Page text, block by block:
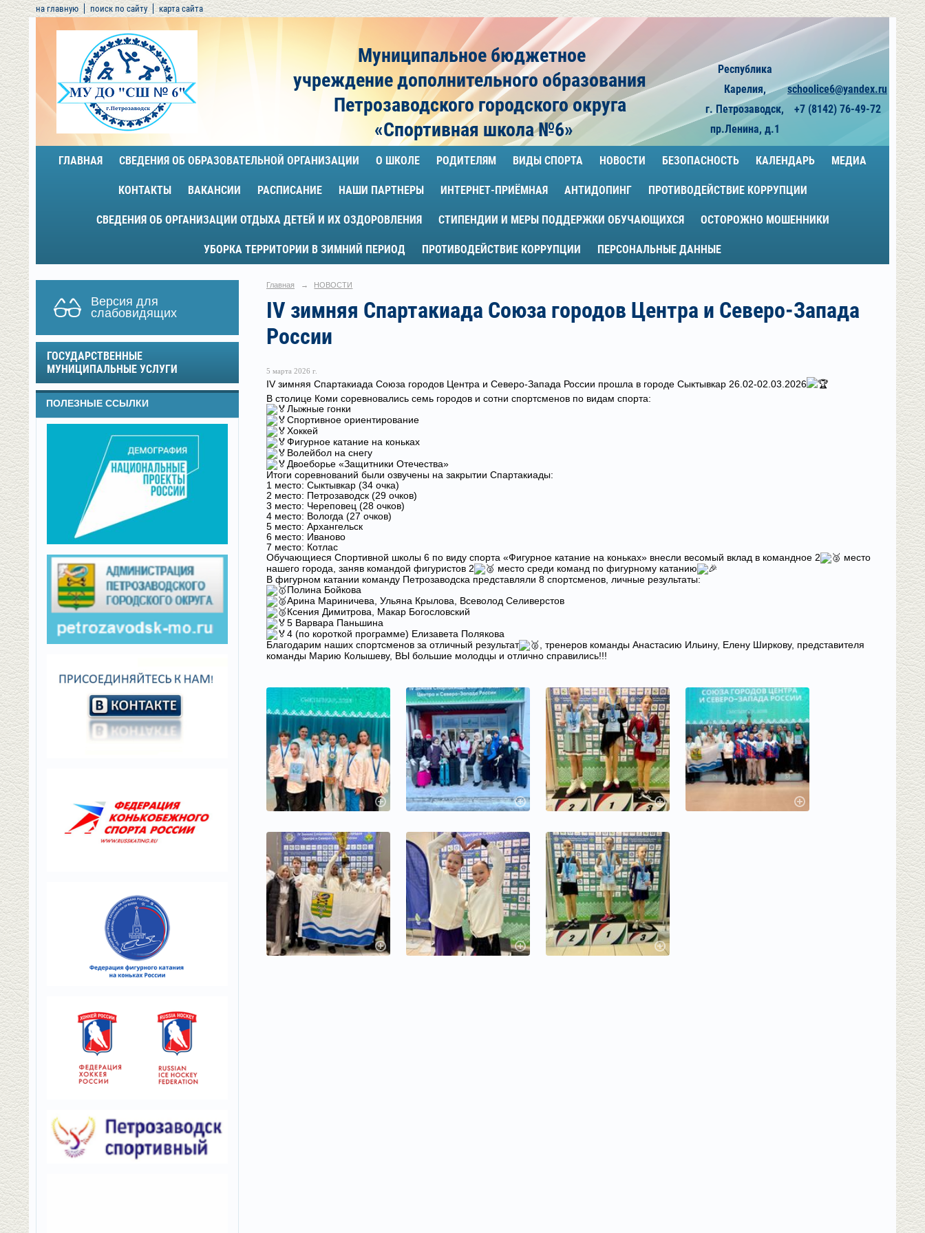
на главную поиск по сайту карта сайта
Муниципальное бюджетное
учреждениедополнительного образования
Петрозаводского городского округа
«Спортивная школа №6»
Республика
Карелия,
г. Петрозаводск,
пр.Ленина, д.1
schoolice6@yandex.ru
+7 (8142) 76-49-72
ГЛАВНАЯ СВЕДЕНИЯ ОБ ОБРАЗОВАТЕЛЬНОЙ ОРГАНИЗАЦИИ О ШКОЛЕ РОДИТЕЛЯМ ВИДЫ СПОРТА НОВОСТИ БЕЗОПАСНОСТЬ КАЛЕНДАРЬ МЕДИА
КОНТАКТЫ ВАКАНСИИ РАСПИСАНИЕ НАШИ ПАРТНЕРЫ ИНТЕРНЕТ-ПРИЁМНАЯ АНТИДОПИНГ ПРОТИВОДЕЙСТВИЕ КОРРУПЦИИ
СВЕДЕНИЯ ОБ ОРГАНИЗАЦИИ ОТДЫХА ДЕТЕЙ И ИХ ОЗДОРОВЛЕНИЯ СТИПЕНДИИ И МЕРЫ ПОДДЕРЖКИ ОБУЧАЮЩИХСЯ ОСТОРОЖНО МОШЕННИКИ
УБОРКА ТЕРРИТОРИИ В ЗИМНИЙ ПЕРИОД ПРОТИВОДЕЙСТВИЕ КОРРУПЦИИ ПЕРСОНАЛЬНЫЕ ДАННЫЕ
Версия для
слабовидящих
ГОСУДАРСТВЕННЫЕ
МУНИЦИПАЛЬНЫЕ УСЛУГИ
ПОЛЕЗНЫЕ ССЫЛКИ
Главная → НОВОСТИ
IV зимняя Спартакиада Союза городов Центра и Северо-Запада
России
5 марта 2026 г.
IV зимняя Спартакиада Союза городов Центра и Северо-Запада России прошла в городе Сыктывкар 26.02-02.03.2026
В столице Коми соревновались семь городов и сотни спортсменов по видам спорта:
Лыжные гонки
Спортивное ориентирование
Хоккей
Фигурное катание на коньках
Волейбол на снегу
Двоеборье «Защитники Отечества»
Итоги соревнований были озвучены на закрытии Спартакиады:
1 место: Сыктывкар (34 очка)
2 место: Петрозаводск (29 очков)
3 место: Череповец (28 очков)
4 место: Вологда (27 очков)
5 место: Архангельск
6 место: Иваново
7 место: Котлас
Обучающиеся Спортивной школы 6 по виду спорта «Фигурное катание на коньках» внесли весомый вклад в командное 2
место
нашего города, заняв командой фигуристов 2
место среди команд по фигурному катанию
В фигурном катании команду Петрозаводска представляли 8 спортсменов, личные результаты:
Полина Бойкова
Арина Мариничева, Ульяна Крылова, Всеволод Селиверстов
Ксения Димитрова, Макар Богословский
5 Варвара Паньшина
4 (по короткой программе) Елизавета Полякова
Благодарим наших спортсменов за отличный результат
, тренеров команды Анастасию Ильину, Елену Ширкову, представителя
команды Марию Колышеву, ВЫ большие молодцы и отлично справились!!!